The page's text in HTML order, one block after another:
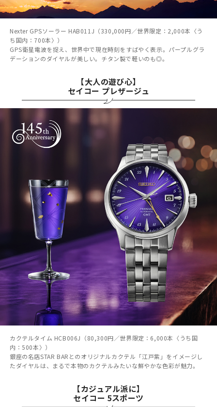
Nexter GPSソーラー HAB011J（330,000円／世界限定：2,000本〈う
ち国内：700本〉）
GPS衛星電波を捉え、世界中で現在時刻をすばやく表示。パープルグラ
デーションのダイヤルが美しい。チタン製で軽いのも◎。
【大人の遊び心】
セイコー プレザージュ
カクテルタイム HCB006J（80,300円／世界限定：6,000本〈うち国
内：500本〉）
銀座の名店STAR BARとのオリジナルカクテル「江戸紫」をイメージし
たダイヤルは、まるで本物のカクテルみたいな鮮やかな色彩が魅力。
【カジュアル派に】
セイコー 5スポーツ